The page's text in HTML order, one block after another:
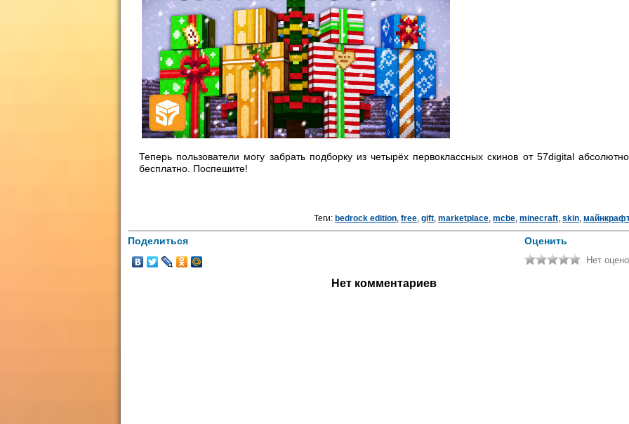
Теперь пользователи могу забрать подборку из четырёх первоклассных скинов от 57digital абсолютно
бесплатно. Поспешите!
Теги: bedrock edition free gift marketplace mcbe minecraft skin
Оценить
Нет
Поделиться
Нет комментариев